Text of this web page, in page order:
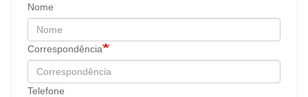
Nome
Correspondência
Telefone